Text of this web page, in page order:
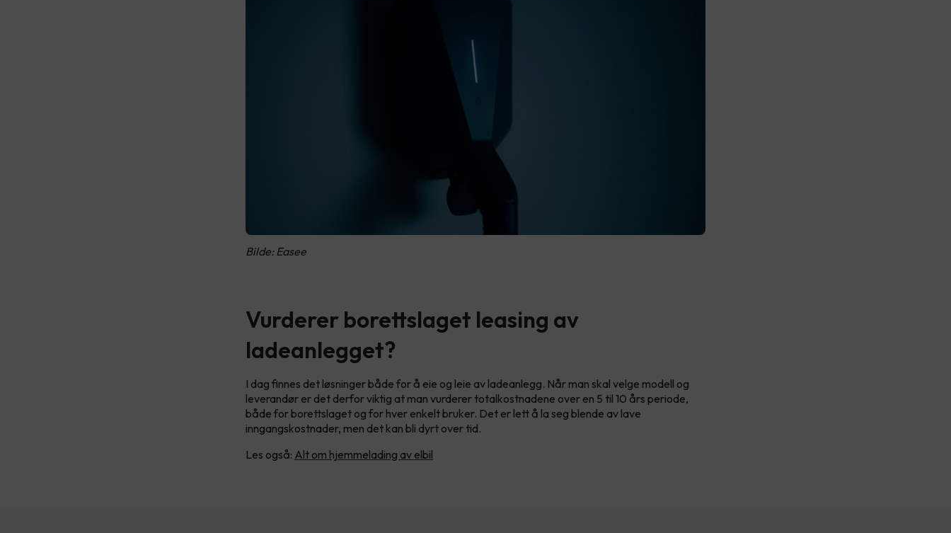
Bilde: Easee
Vurderer borettslaget leasing av
ladeanlegget?
I dag finnes det løsninger både for å eie og leie av ladeanlegg. Når man skal velge modell og
leverandør er det derfor viktig at man vurderer totalkostnadene over en 5 til 10 års periode,
både for borettslaget og for hver enkelt bruker. Det er lett å la seg blende av lave
inngangskostnader, men det kan bli dyrt over tid.
Les også: Alt om hjemmelading av elbil